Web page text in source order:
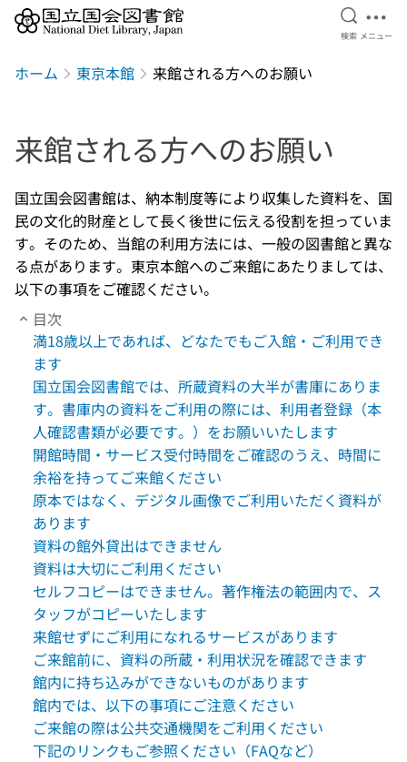
検索を
検索 メ
メニュー
ホーム 東京本館 来館される方へのお願い
来館される方へのお願い
国立国会図書館は、納本制度等により収集した資料を、国
民の文化的財産として長く後世に伝える役割を担っていま
す。そのため、当館の利用方法には、一般の図書館と異な
る点があります。東京本館へのご来館にあたりましては、
以下の事項をご確認ください。
目次
満18歳以上であれば、どなたでもご入館・ご利用でき
ます
国立国会図書館では、所蔵資料の大半が書庫にありま
す。書庫内の資料をご利用の際には、利用者登録（本
人確認書類が必要です。）をお願いいたします
開館時間・サービス受付時間をご確認のうえ、時間に
余裕を持ってご来館ください
原本ではなく、デジタル画像でご利用いただく資料が
あります
資料の館外貸出はできません
資料は大切にご利用ください
セルフコピーはできません。著作権法の範囲内で、ス
タッフがコピーいたします
来館せずにご利用になれるサービスがあります
ご来館前に、資料の所蔵・利用状況を確認できます
館内に持ち込みができないものがあります
館内では、以下の事項にご注意ください
ご来館の際は公共交通機関をご利用ください
下記のリンクもご参照ください（FAQなど）